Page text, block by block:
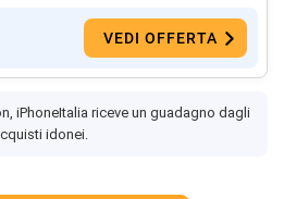
VEDI OFFERTA
iPhoneItalia riceve un guadagno dagli
idonei.